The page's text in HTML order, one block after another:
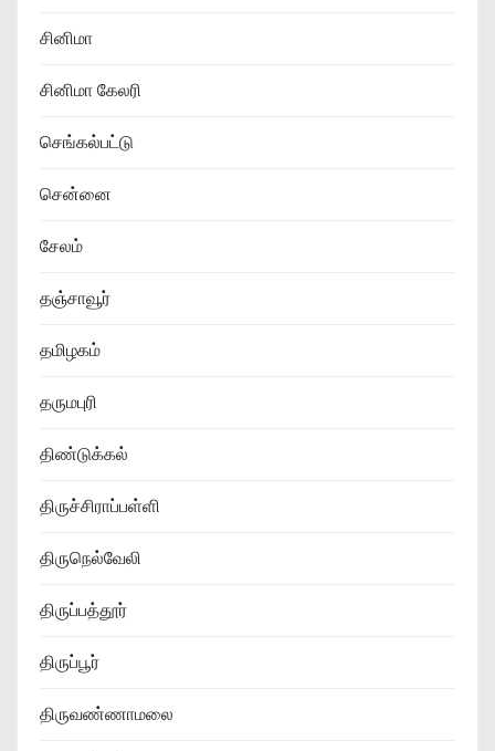
சினிமா
சினிமா கேலரி
செங்கல்பட்டு
சென்னை
சேலம்
தஞ்சாவூர்
தமிழகம்
தருமபுரி
திண்டுக்கல்
திருச்சிராப்பள்ளி
திருநெல்வேலி
திருப்பத்தூர்
திருப்பூர்
திருவண்ணாமலை